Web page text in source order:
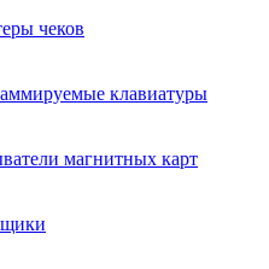
чеков
клавиатуры
магнитных карт